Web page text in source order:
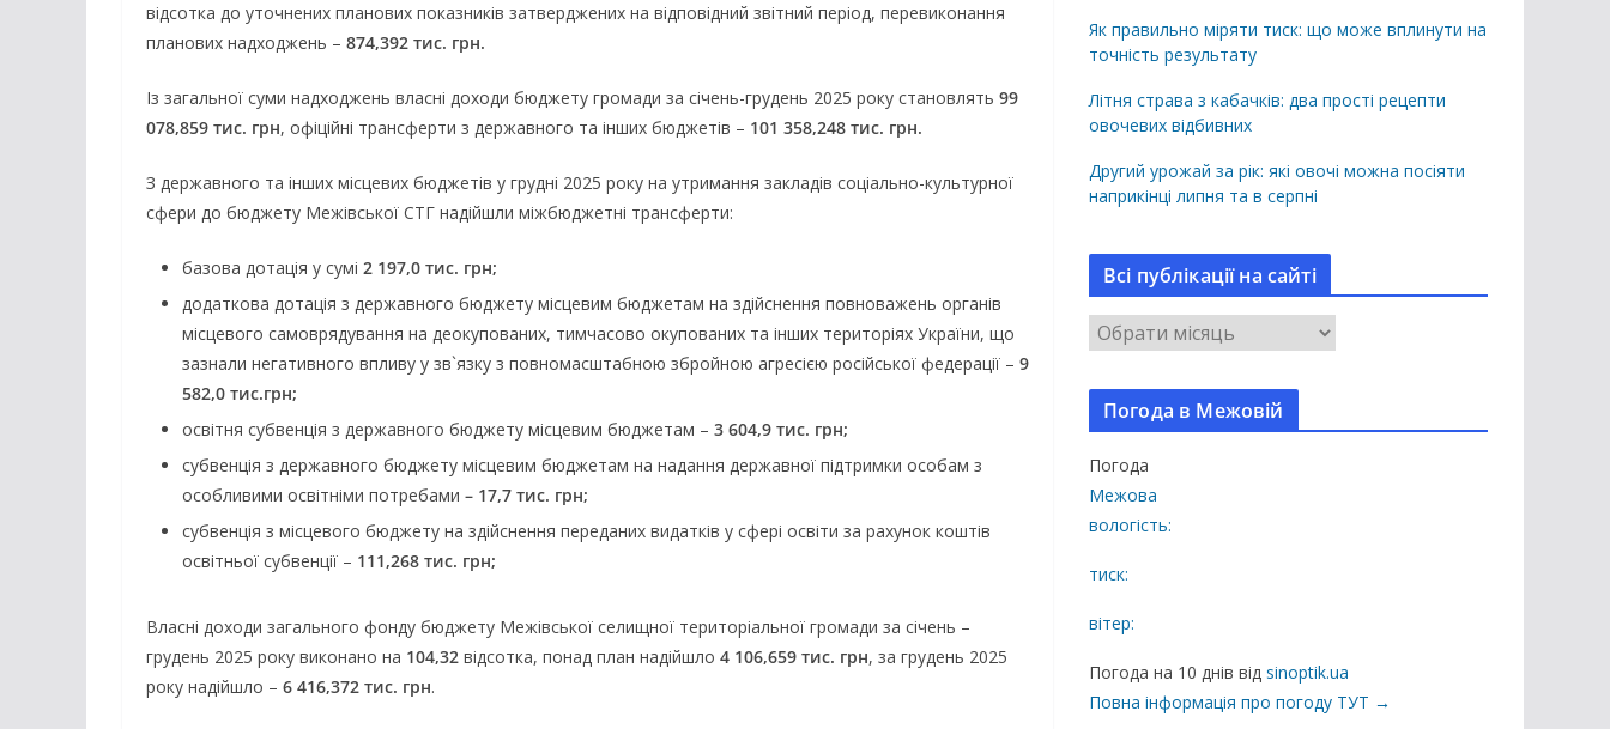
відсотка до уточнених планових показників затверджених на відповідний звітний період, перевиконання
планових надходжень – 874,392 тис. грн.
Із загальної суми надходжень власні доходи бюджету громади за січень-грудень 2025 року становлять 99
078,859 тис. грн, офіційні трансферти з державного та інших бюджетів – 101 358,248 тис. грн.
З державного та інших місцевих бюджетів у грудні 2025 року на утримання закладів соціально-культурної
сфери до бюджету Межівської СТГ надійшли міжбюджетні трансферти:
базова дотація у сумі 2 197,0 тис. грн;
додаткова дотація з державного бюджету місцевим бюджетам на здійснення повноважень органів
місцевого самоврядування на деокупованих, тимчасово окупованих та інших територіях України, що
зазнали негативного впливу у зв`язку з повномасштабною збройною агресією російської федерації – 9
582,0 тис.грн;
освітня субвенція з державного бюджету місцевим бюджетам – 3 604,9 тис. грн;
субвенція з державного бюджету місцевим бюджетам на надання державної підтримки особам з
особливими освітніми потребами – 17,7 тис. грн;
субвенція з місцевого бюджету на здійснення переданих видатків у сфері освіти за рахунок коштів
освітньої субвенції – 111,268 тис. грн;
Власні доходи загального фонду бюджету Межівської селищної територіальної громади за січень –
грудень 2025 року виконано на 104,32 відсотка, понад план надійшло 4 106,659 тис. грн, за грудень 2025
року надійшло – 6 416,372 тис. грн.
Як правильно міряти тиск: що може вплинути на
точність результату
Літня страва з кабачків: два прості рецепти
овочевих відбивних
Другий урожай за рік: які овочі можна посіяти
наприкінці липня та в серпні
Всі публікації на сайті
В
с
і
б
л
і
к
ц
Погода в Межовій
Погода
Межова
вологість:
тиск:
вітер:
Погода на 10 днів від sinoptik.ua
Повна інформація про погоду ТУТ →